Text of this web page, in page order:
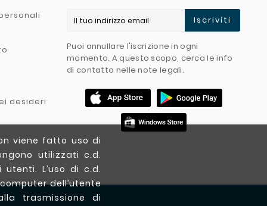
viene fatto uso di
utilizzati c.d.
L’uso di c.d.
dell’utente
trasmissione di
desideri
Iscriviti
Puoi annullare l'iscrizione in ogni
momento. A questo scopo, cerca le info
di contatto nelle note legali.